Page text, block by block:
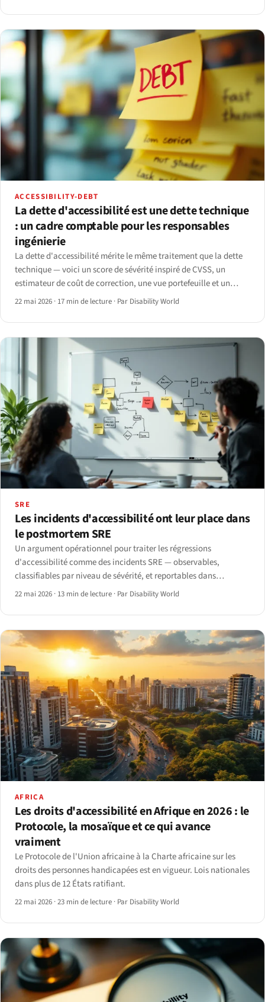
ACCESSIBILITY-DEBT
La dette d'accessibilité est une dette technique
: un cadre comptable pour les responsables
ingénierie
La dette d'accessibilité mérite le même traitement que la dette
technique — voici un score de sévérité inspiré de CVSS, un
estimateur de coût de correction, une vue portefeuille et un
tableau de bord trimestriel pour trois secteurs industriels.
22 mai 2026 · 17 min de lecture · Par Disability World
SRE
Les incidents d'accessibilité ont leur place dans
le postmortem SRE
Un argument opérationnel pour traiter les régressions
d'accessibilité comme des incidents SRE — observables,
classifiables par niveau de sévérité, et reportables dans
PagerDuty/Opsgenie/Statuspage.
22 mai 2026 · 13 min de lecture · Par Disability World
AFRICA
Les droits d'accessibilité en Afrique en 2026 : le
Protocole, la mosaïque et ce qui avance
vraiment
Le Protocole de l'Union africaine à la Charte africaine sur les
droits des personnes handicapées est en vigueur. Lois nationales
dans plus de 12 États ratifiant.
22 mai 2026 ·23 min de lecture · Par Disability World